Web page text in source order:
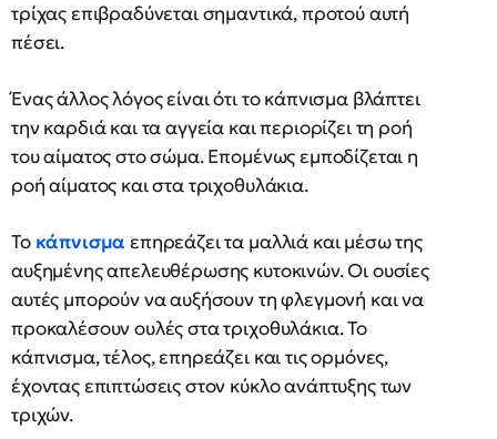
τρίχας επιβραδύνεται σημαντικά, προτού αυτή
πέσει.
Ένας άλλος λόγος είναι ότι το κάπνισμα βλάπτει
την καρδιά και τα αγγεία και περιορίζει τη ροή
του αίματος στο σώμα. Επομένως εμποδίζεται η
ροή αίματος και στα τριχοθυλάκια.
Το κάπνισμαεπηρεάζει τα μαλλιά και μέσω της
αυξημένης απελευθέρωσης κυτοκινών. Οι ουσίες
αυτές μπορούν να αυξήσουν τη φλεγμονή και να
προκαλέσουν ουλές στα τριχοθυλάκια. Το
κάπνισμα, τέλος, επηρεάζει και τις ορμόνες,
έχοντας επιπτώσεις στον κύκλο ανάπτυξης των
τριχών.